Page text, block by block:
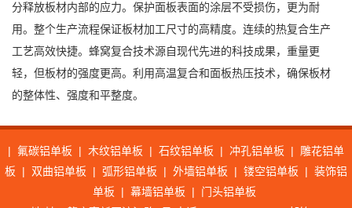
分释放板材内部的应力。保护面板表面的涂层不受损伤，更为耐
用。整个生产流程保证板材加工尺寸的高精度。连续的热复合生产
工艺高效快捷。蜂窝复合技术源自现代先进的科技成果，重量更
轻，但板材的强度更高。利用高温复合和面板热压技术，确保板材
的整体性、强度和平整度。
| 氟碳铝单板 | 木纹铝单板 | 石纹铝单板 | 冲孔铝单板 |
雕花铝单
板
| 双曲铝单板 | 弧形铝单板 | 外墙铝单板 | 镂空铝单板 | 装饰铝
单板
| 幕墙铝单板 |
门头铝单板